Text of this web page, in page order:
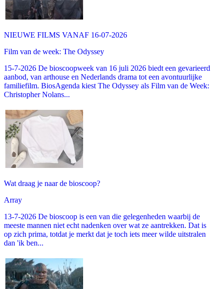
NIEUWE FILMS VANAF 16-07-2026
Film van de week: The Odyssey
15-7-2026 De bioscoopweek van 16 juli 2026 biedt een gevarieerd
aanbod, van arthouse en Nederlands drama tot een avontuurlijke
familiefilm. BiosAgenda kiest The Odyssey als Film van de Week:
Christopher Nolans...
Wat draag je naar de bioscoop?
Array
13-7-2026 De bioscoop is een van die gelegenheden waarbij de
meeste mannen niet echt nadenken over wat ze aantrekken. Dat is
op zich prima, totdat je merkt dat je toch iets meer wilde uitstralen
dan 'ik ben...